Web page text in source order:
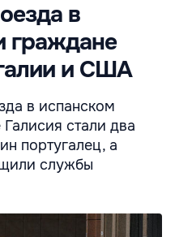
в
граждане
и США
в испанском
стали два
португалец, а
службы